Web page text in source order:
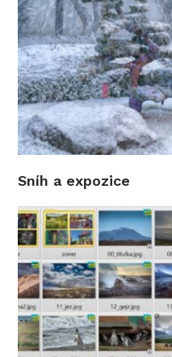
Sníh a expozice